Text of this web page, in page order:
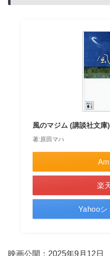
風のマジム (講談社文庫)
著:原田マハ
楽
Yahoo
映画公開：2025年9月12日